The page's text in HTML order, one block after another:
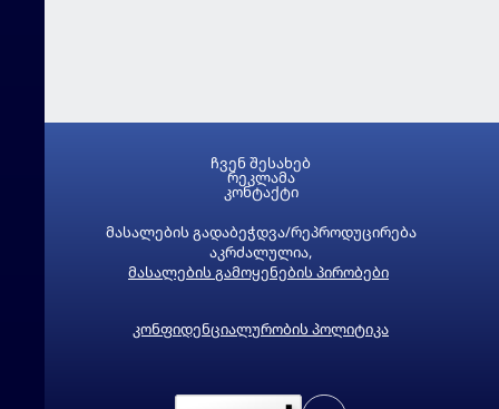
მასალების გადაბეჭდვა/რეპროდუცირება
აკრძალულია,
მასალების გამოყენების პირობები
კონფიდენციალურობის პოლიტიკა
ჩვენ შესახებ
რეკლამა
კონტაქტი